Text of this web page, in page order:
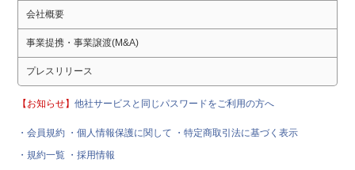
会社概要
事業提携・事業譲渡(M&A)
プレスリリース
【お知らせ】他社サービスと同じパスワードをご利用の方へ
・会員規約 ・個人情報保護に関して
・特定商取引法に基づく表示
・規約一覧 ・採用情報